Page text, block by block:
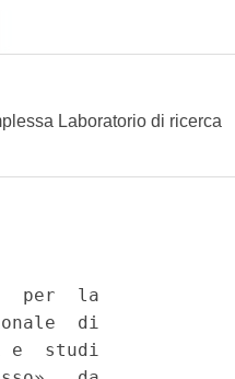
Laboratorio di ricerca